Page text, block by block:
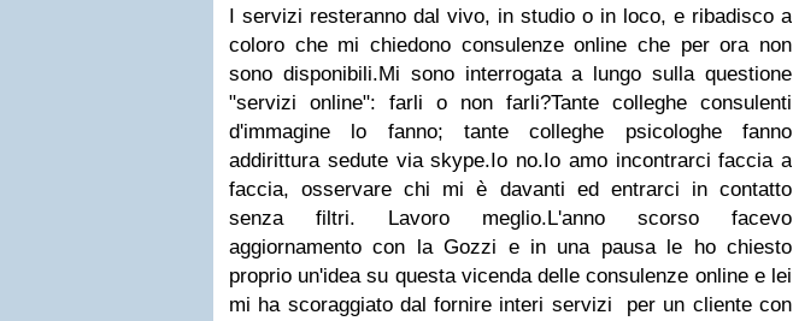
I servizi resteranno dal vivo, in studio o in loco, e ribadisco a
coloro che mi chiedono consulenze online che per ora non
sono disponibili.Mi sono interrogata a lungo sulla questione
"servizi online": farli o non farli?Tante colleghe consulenti
d'immagine lo fanno; tante colleghe psicologhe fanno
addirittura sedute via skype.Io no.Io amo incontrarci faccia a
faccia, osservare chi mi è davanti ed entrarci in contatto
senza filtri. Lavoro meglio.L'anno scorso facevo
aggiornamento con la Gozzi e in una pausa le ho chiesto
proprio un'idea su questa vicenda delle consulenze online e lei
mi ha scoraggiato dal fornire interi servizi per un cliente con